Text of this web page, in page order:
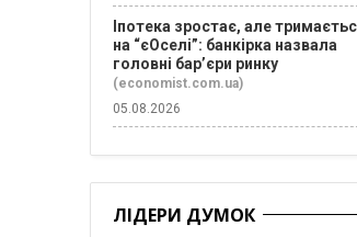
Іпотека зростає, але
на “єОселі”: банкірка назвала
головні бар’єри ринку
(economist.com.ua)
05.08.2026
ЛІДЕРИ ДУМОК